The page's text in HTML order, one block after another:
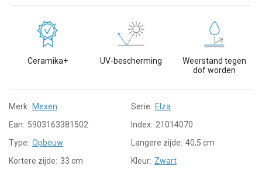
Ceramika+ UV-bescherming
Weerstand tegen
dof worden
Merk: Mexen Serie: Elza
Ean: 5903163381502 Index: 21014070
Type: Opbouw Langere zijde: 40,5 cm
Kortere zijde: 33 cm Kleur: Zwart